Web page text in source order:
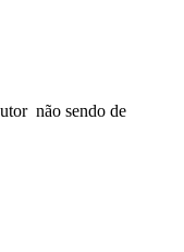
não sendo de